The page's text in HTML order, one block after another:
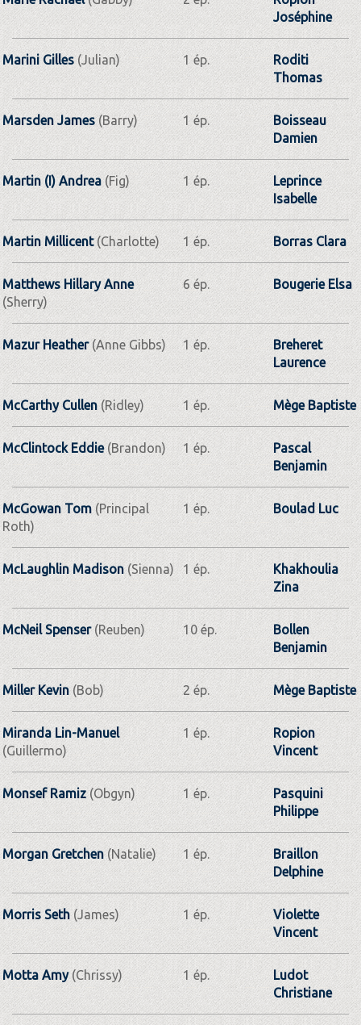
Joséphine
Marini Gilles(Julian) 1 ép.
Roditi
Thomas
Marsden James(Barry) 1 ép.
Boisseau
Damien
Martin (I) Andrea (Fig) 1 ép.
Leprince
Isabelle
Martin Millicent(Charlotte) 1 ép. Borras Clara
Matthews Hillary Anne
(Sherry)
6 ép. Bougerie Elsa
Mazur Heather(Anne Gibbs) 1 ép.
Breheret
Laurence
McCarthy Cullen (Ridley) 1 ép. Mège Baptiste
McClintock Eddie(Brandon) 1 ép.
Pascal
Benjamin
McGowan Tom (Principal
Roth)
1 ép. Boulad Luc
McLaughlin Madison (Sienna) 1 ép.
Khakhoulia
Zina
McNeil Spenser(Reuben) 10 ép.
Bollen
Benjamin
Miller Kevin (Bob) 2 ép. Mège Baptiste
Miranda Lin-Manuel
(Guillermo)
1 ép.
Ropion
Vincent
Monsef Ramiz(Obgyn) 1 ép.
Pasquini
Philippe
Morgan Gretchen(Natalie) 1 ép.
Braillon
Delphine
Morris Seth(James) 1 ép.
Violette
Vincent
Motta Amy(Chrissy) 1 ép.
Ludot
Christiane